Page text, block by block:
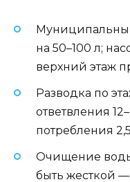
на 50–100 л;
верхний этаж
Разводка по
ответвления
потребления
Очищение
быть жесткой